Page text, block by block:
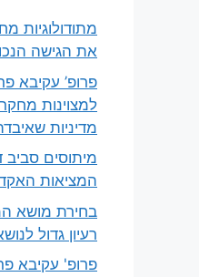
מתודולוגיות
את הגישה
פרופ’ עקיבא
למצוינות
מדיניות
מיתוסים
המציאות
בחירת מושא
רעיון גדול
פרופ' עקיבא